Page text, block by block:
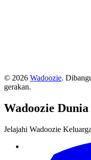
© 2026 Wadoozie.
gerakan.
Wadoozie Dunia
Jelajahi Wadoozie